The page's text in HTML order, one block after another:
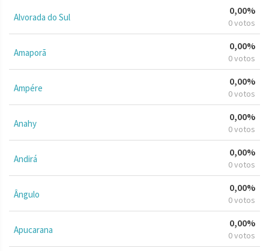
Alvorada do Sul
0,00%
0 votos
Amaporã
0,00%
0 votos
Ampére
0,00%
0 votos
Anahy
0,00%
0 votos
Andirá
0,00%
0 votos
Ângulo
0,00%
0 votos
Apucarana
0,00%
0 votos